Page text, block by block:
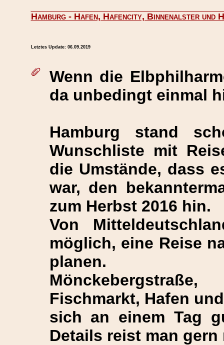
Hamburg - Hafen, Hafencity, Binnenalster und
Letztes Update: 06.09.2019
Wenn die
da unbedingt einmal
Hamburg stand
Wunschliste mit
die Umstände, dass
war, den
zum Herbst 2016 hin.
Von
möglich, eine Reise
planen.
Mönckebergstraße,
Fischmarkt, Hafen
sich an einem Tag
Details reist man